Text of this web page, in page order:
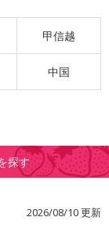
甲信越
中国
探す
2026/08/10 更新